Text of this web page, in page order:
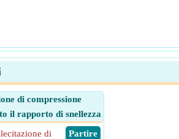
di compressione
il rapporto di snellezza
​ Partire
di